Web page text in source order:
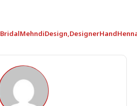
BridalMehndiDesign,